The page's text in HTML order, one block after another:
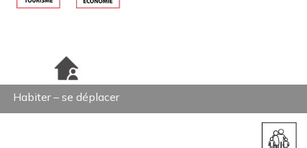
Habiter – se déplacer